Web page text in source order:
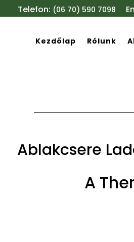
Telefon: (06 70) 590 7098
Kezdőlap Rólunk
Ablakcsere
A